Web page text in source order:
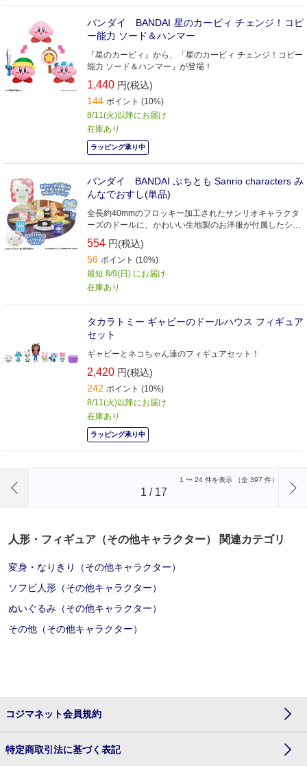
バンダイ BANDAI 星のカービィ チェンジ！コピ
ー能力 ソード＆ハンマー
『星のカービィ』から、「星のカービィ チェンジ！コピー
能力 ソード＆ハンマー」が登場！
1,440 円(税込)
144 ポイント (10%)
8/11(火)以降にお届け
在庫あり
ラッピング承り中
バンダイ BANDAI ぷちとも Sanrio characters み
んなでおすし(単品)
全長約40mmのフロッキー加工されたサンリオキャラクタ
ーズのドールに、かわいい生地製のお洋服が付属したシリ
ーズ！
554 円(税込)
56 ポイント (10%)
最短 8/9(日) にお届け
在庫あり
タカラトミー ギャビーのドールハウス フィギュア
セット
ギャビーとネコちゃん達のフィギュアセット！
2,420 円(税込)
242 ポイント (10%)
8/11(火)以降にお届け
在庫あり
ラッピング承り中
1 〜 24 件を表示 （全 397 件）
1 / 17
人形・フィギュア（その他キャラクター） 関連カテゴリ
変身・なりきり（その他キャラクター）
ソフビ人形（その他キャラクター）
ぬいぐるみ（その他キャラクター）
その他（その他キャラクター）
コジマネット会員規約
特定商取引法に基づく表記